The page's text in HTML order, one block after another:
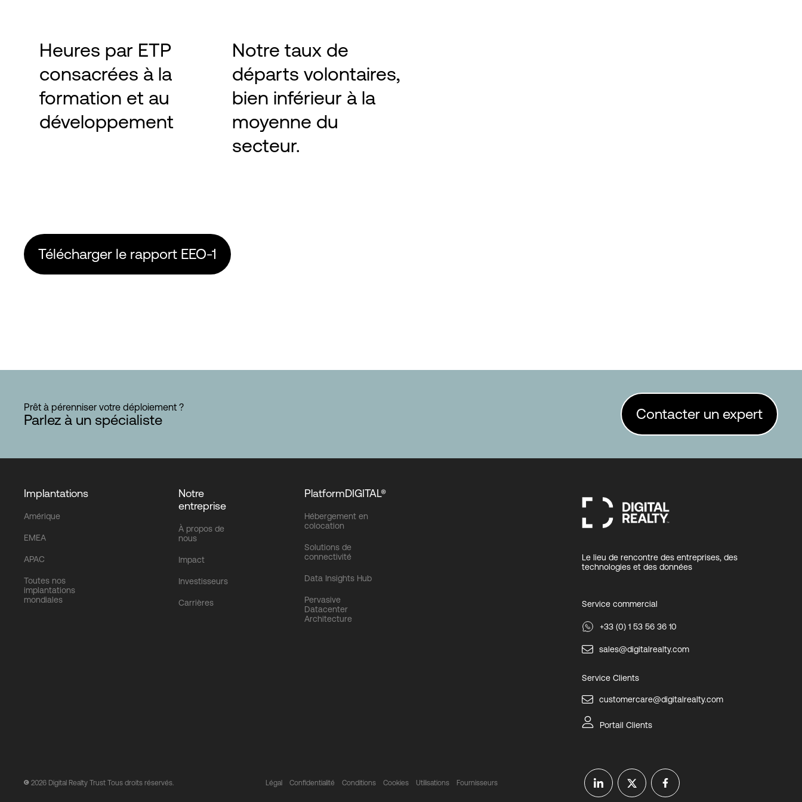
Heures par ETP
consacrées à la
formation et au
développement
Notre taux de
départs volontaires,
bien inférieur à la
moyenne du
secteur.
Télécharger le rapport EEO-1
Prêt à pérenniser votre déploiement ?
Parlez à un spécialiste Contacter un expert
Implantations
Amérique
EMEA
APAC
Toutes nos
implantations
mondiales
Notre
entreprise
À propos de
nous
Impact
Investisseurs
Carrières
PlatformDIGITAL®
Hébergement en
colocation
Solutions de
connectivité
Data Insights Hub
Pervasive
Datacenter
Architecture
Le lieu de rencontre des entreprises, des
technologies et des données
Service commercial
+33 (0) 1 53 56 36 10
sales@digitalrealty.com
Service Clients
customercare@digitalrealty.com
Portail Clients
2026 Digital Realty Trust Tous droits réservés. Légal Confidentialité Conditions Cookies Utilisations Fournisseurs